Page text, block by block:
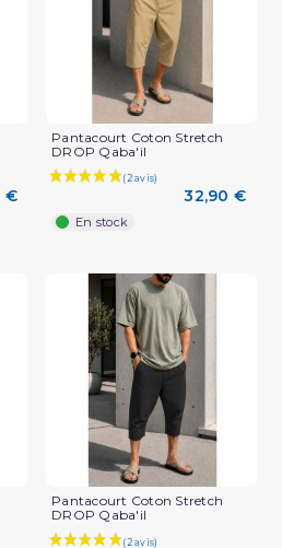
€
Pantacourt Coton Stretch
DROP Qaba'il
32,90 €
En stock
Pantacourt Coton Stretch
DROP Qaba'il